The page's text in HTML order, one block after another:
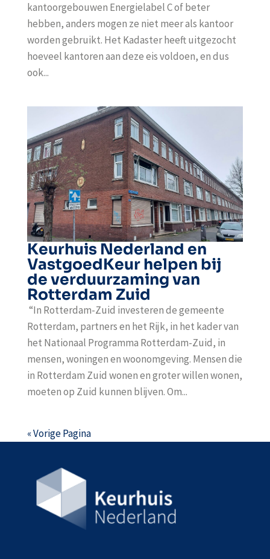
kantoorgebouwen Energielabel C of beter
hebben, anders mogen ze niet meer als kantoor
worden gebruikt. Het Kadaster heeft uitgezocht
hoeveel kantoren aan deze eis voldoen, en dus
ook...
Keurhuis Nederland en
VastgoedKeur helpen bij
de verduurzaming van
Rotterdam Zuid
“In Rotterdam-Zuid investeren de gemeente
Rotterdam, partners en het Rijk, in het kader van
het Nationaal Programma Rotterdam-Zuid, in
mensen, woningen en woonomgeving. Mensen die
in Rotterdam Zuid wonen en groter willen wonen,
moeten op Zuid kunnen blijven. Om...
« Vorige Pagina